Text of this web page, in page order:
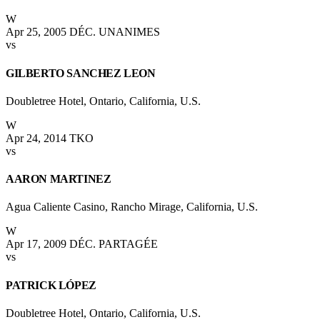
W
Apr 25, 2005 DÉC. UNANIMES
vs
GILBERTO SANCHEZ LEON
Doubletree Hotel, Ontario, California, U.S.
W
Apr 24, 2014 TKO
vs
AARON MARTINEZ
Agua Caliente Casino, Rancho Mirage, California, U.S.
W
Apr 17, 2009 DÉC. PARTAGÉE
vs
PATRICK LÓPEZ
Doubletree Hotel, Ontario, California, U.S.